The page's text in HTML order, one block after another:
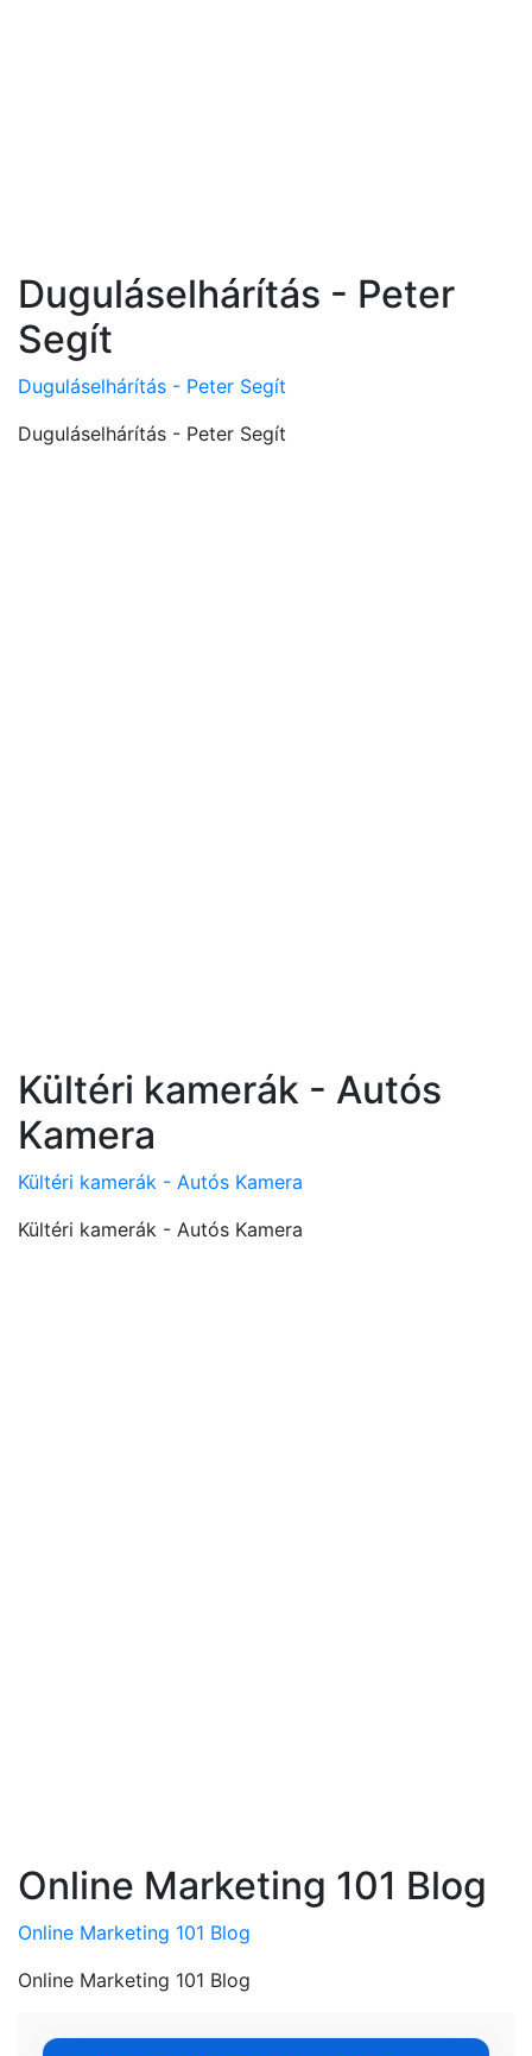
Duguláselhárítás - Peter
Segít
Duguláselhárítás - Peter Segít
Duguláselhárítás - Peter Segít
Kültéri kamerák - Autós
Kamera
Kültéri kamerák - Autós Kamera
Kültéri kamerák - Autós Kamera
Online Marketing 101 Blog
Online Marketing 101 Blog
Online Marketing 101 Blog